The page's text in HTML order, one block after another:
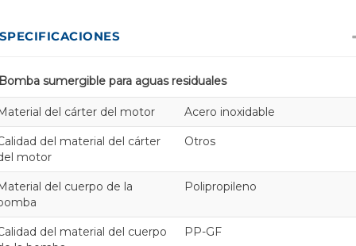
Bomba sumergible para aguas residuales
del cárter del motor Acero inoxidable
del material del cárter
motor
Otros
del cuerpo de la
Polipropileno
del material del cuerpo
PP-GF